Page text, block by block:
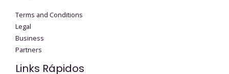
Terms and Conditions
Legal
Business
Partners
Links Rápidos